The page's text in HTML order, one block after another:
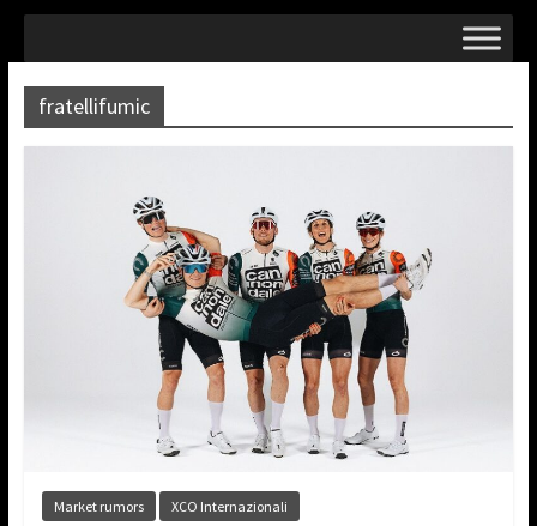
fratellifumic
Market rumors XCO Internazionali